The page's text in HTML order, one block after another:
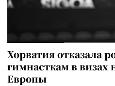
Хорватия отказала
гимнасткам в визах
Европы